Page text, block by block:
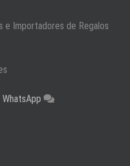
e Importadores de Regalos